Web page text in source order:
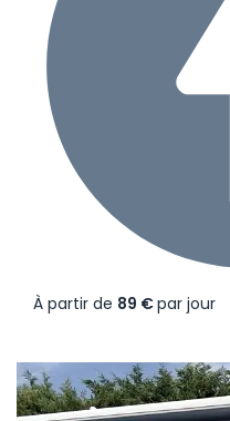
À partir de 89 €par jour